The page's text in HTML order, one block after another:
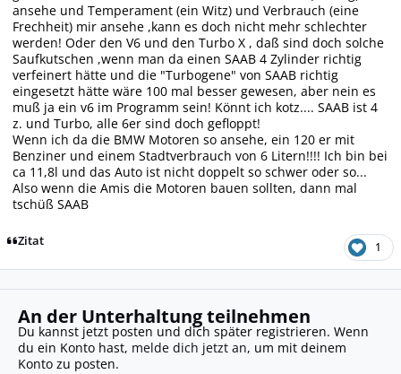
ansehe und Temperament (ein Witz) und Verbrauch (eine
Frechheit) mir ansehe ,kann es doch nicht mehr schlechter
werden! Oder den V6 und den Turbo X , daß sind doch solche
Saufkutschen ,wenn man da einen SAAB 4 Zylinder richtig
verfeinert hätte und die "Turbogene" von SAAB richtig
eingesetzt hätte wäre 100 mal besser gewesen, aber nein es
muß ja ein v6 im Programm sein! Könnt ich kotz.... SAAB ist 4
z. und Turbo, alle 6er sind doch gefloppt!
Wenn ich da die BMW Motoren so ansehe, ein 120 er mit
Benziner und einem Stadtverbrauch von 6 Litern!!!! Ich bin bei
ca 11,8l und das Auto ist nicht doppelt so schwer oder so...
Also wenn die Amis die Motoren bauen sollten, dann mal
tschüß SAAB
Zitat 1
An der Unterhaltung teilnehmen
Du kannst jetzt posten und dich später registrieren. Wenn
du ein Konto hast, melde dich jetzt an, um mit deinem
Konto zu posten.